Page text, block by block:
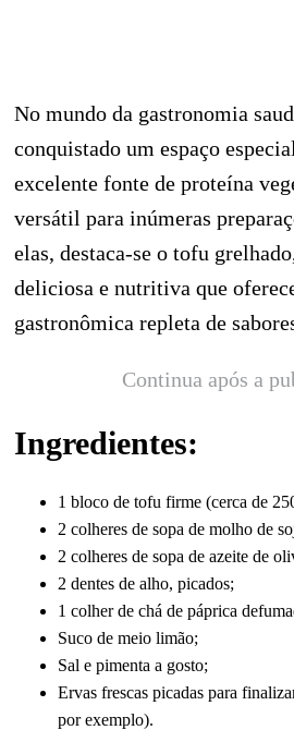
No mundo da gastronomia
conquistado um espaço
excelente fonte de proteína
versátil para inúmeras
elas, destaca-se o tofu
deliciosa e nutritiva que
gastronômica repleta de
Continua após a
Ingredientes:
1 bloco de tofu firme (cerca de
2 colheres de sopa de molho de
2 colheres de sopa de azeite de
2 dentes de alho, picados;
1 colher de chá de páprica
Suco de meio limão;
Sal e pimenta a gosto;
Ervas frescas picadas para
por exemplo).